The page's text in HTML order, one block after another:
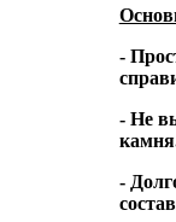
-
- Не
-